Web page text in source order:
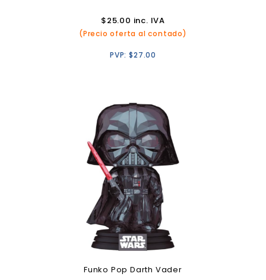
$25.00 inc. IVA
(Precio oferta al contado)
PVP:$27.00
Funko Pop Darth Vader